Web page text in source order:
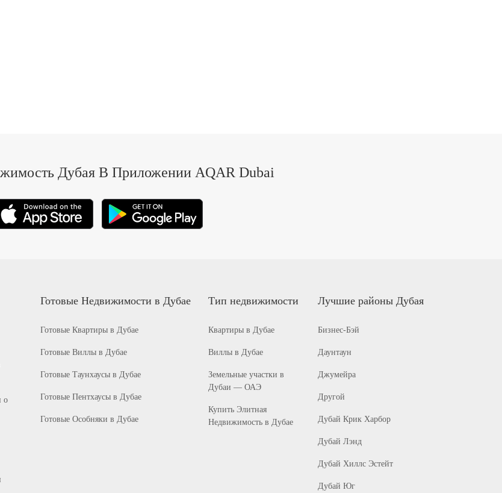
Дубая В Приложении AQAR Dubai
о
Готовые Недвижимости в Дубае
Готовые Квартиры в Дубае
Готовые Виллы в Дубае
Готовые Таунхаусы в Дубае
Готовые Пентхаусы в Дубае
Готовые Особняки в Дубае
Тип недвижимости
Квартиры в Дубае
Виллы в Дубае
Земельные участки в
Дубаи — ОАЭ
Купить Элитная
Недвижимость в Дубае
Лучшие районы Дубая
Бизнес-Бэй
Даунтаун
Джумейра
Другой
Дубай Крик Харбор
Дубай Лэнд
Дубай Хиллс Эстейт
Дубай Юг